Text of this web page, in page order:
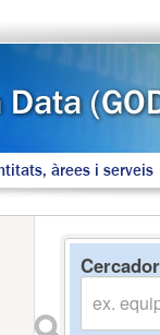
àrees i serveis
Cercador